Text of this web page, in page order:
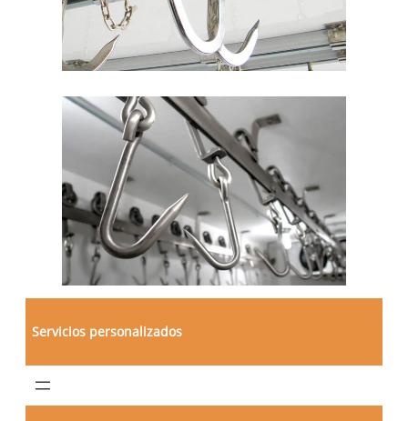
Servicios personalizados